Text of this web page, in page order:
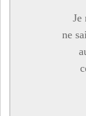
Je
ne